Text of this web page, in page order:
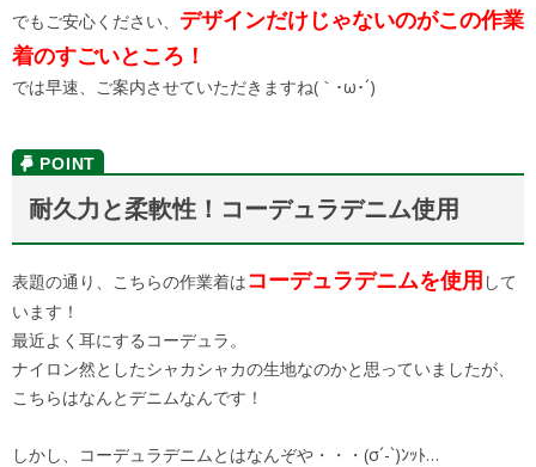
でもご安心ください、 デザインだけじゃないのがこの作業
着のすごいところ！
では早速、ご案内させていただきますね(｀･ω･´)
耐久力と柔軟性！コーデュラデニム使用
表題の通り、こちらの作業着はコーデュラデニムを使用 して
います！
最近よく耳にするコーデュラ。
ナイロン然としたシャカシャカの生地なのかと思っていましたが、
こちらはなんとデニムなんです！
しかし、コーデュラデニムとはなんぞや・・・(σ´-`)ﾝｯﾄ…